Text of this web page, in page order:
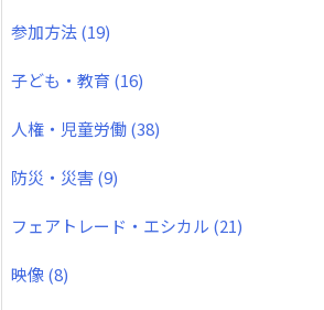
参加方法(19)
子ども・教育 (16)
人権・児童労働(38)
防災・災害(9)
フェアトレード・エシカル (21)
映像(8)